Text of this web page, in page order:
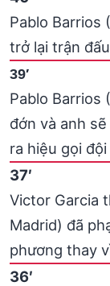
Pablo Barrios
trở lại trận
39′
Pablo Barrios
đớn và anh
ra hiệu gọi
37′
Victor Garcia
Madrid) đã
phương thay
36′